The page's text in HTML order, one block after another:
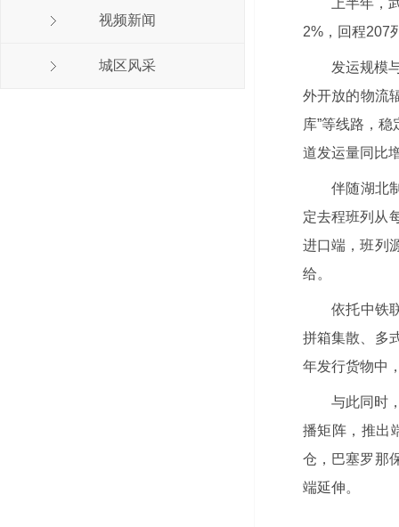
视频新闻
城区风采
上半年，
2%，回程207
发运规模
外开放的物流
库”等线路，
道发运量同比
伴随湖北
定去程班列从
进口端，班列
给。
依托中铁
拼箱集散、多
年发行货物中
与此同时
播矩阵，推出
仓，巴塞罗那
端延伸。